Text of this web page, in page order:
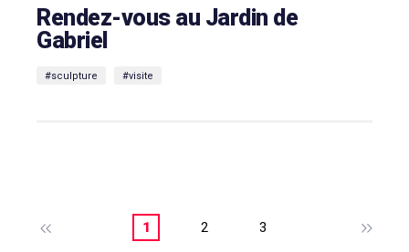
Rendez-vous au Jardin de
Gabriel
#sculpture #visite
1 2 3